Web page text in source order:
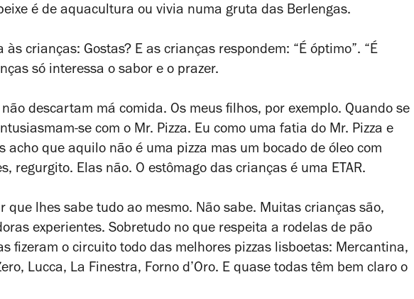
é de aquacultura ou vivia numa gruta das Berlengas.
às crianças: Gostas? E as crianças respondem: “É óptimo”. “É
só interessa o sabor e o prazer.
descartam má comida. Os meus filhos, por exemplo. Quando se
se com o Mr. Pizza. Eu como uma fatia do Mr. Pizza e
acho que aquilo não é uma pizza mas um bocado de óleo com
regurgito. Elas não. O estômago das crianças é uma ETAR.
que lhes sabe tudo ao mesmo. Não sabe. Muitas crianças são,
experientes. Sobretudo no que respeita a rodelas de pão
fizeram o circuito todo das melhores pizzas lisboetas: Mercantina,
Lucca, La Finestra, Forno d’Oro. E quase todas têm bem claro o